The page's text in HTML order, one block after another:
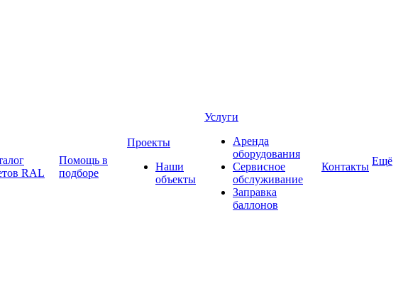
RAL
Помощь в
подборе
Проекты
Наши
объекты
Услуги
Аренда
оборудования
Сервисное
обслуживание
Заправка
баллонов
Контакты Ещё